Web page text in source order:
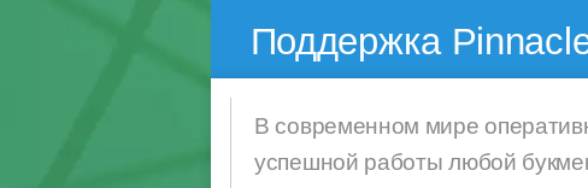
Поддержка
В современном мире
успешной работы любой